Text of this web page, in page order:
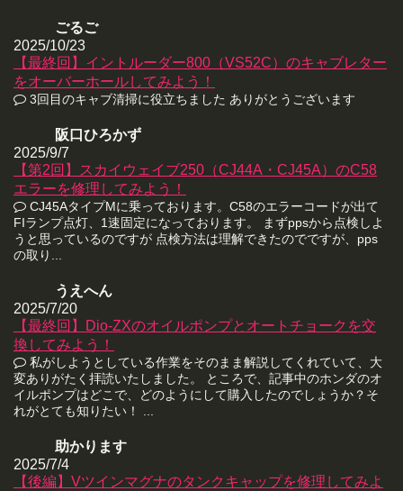
ごるご
2025/10/23
【最終回】イントルーダー800（VS52C）のキャブレター
をオーバーホールしてみよう！
3回目のキャブ清掃に役立ちました ありがとうございます
阪口ひろかず
2025/9/7
【第2回】スカイウェイブ250（CJ44A・CJ45A）のC58
エラーを修理してみよう！
CJ45AタイプMに乗っております。C58のエラーコードが出て
FIランプ点灯、1速固定になっております。 まずppsから点検しよ
うと思っているのですが 点検方法は理解できたのでですが、pps
の取り...
うえへん
2025/7/20
【最終回】Dio-ZXのオイルポンプとオートチョークを交
換してみよう！
私がしようとしている作業をそのまま解説してくれていて、大
変ありがたく拝読いたしました。 ところで、記事中のホンダのオ
イルポンプはどこで、どのようにして購入したのでしょうか？そ
れがとても知りたい！ ...
助かります
2025/7/4
【後編】Vツインマグナのタンクキャップを修理してみよ